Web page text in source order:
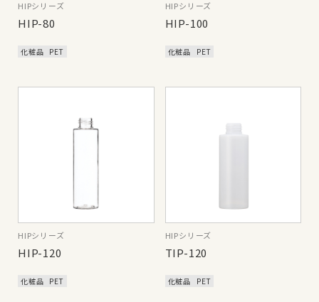
HIPシリーズ
HIP-80
化粧品 PET
HIPシリーズ
HIP-100
化粧品 PET
HIPシリーズ
HIP-120
化粧品 PET
HIPシリーズ
TIP-120
化粧品 PET